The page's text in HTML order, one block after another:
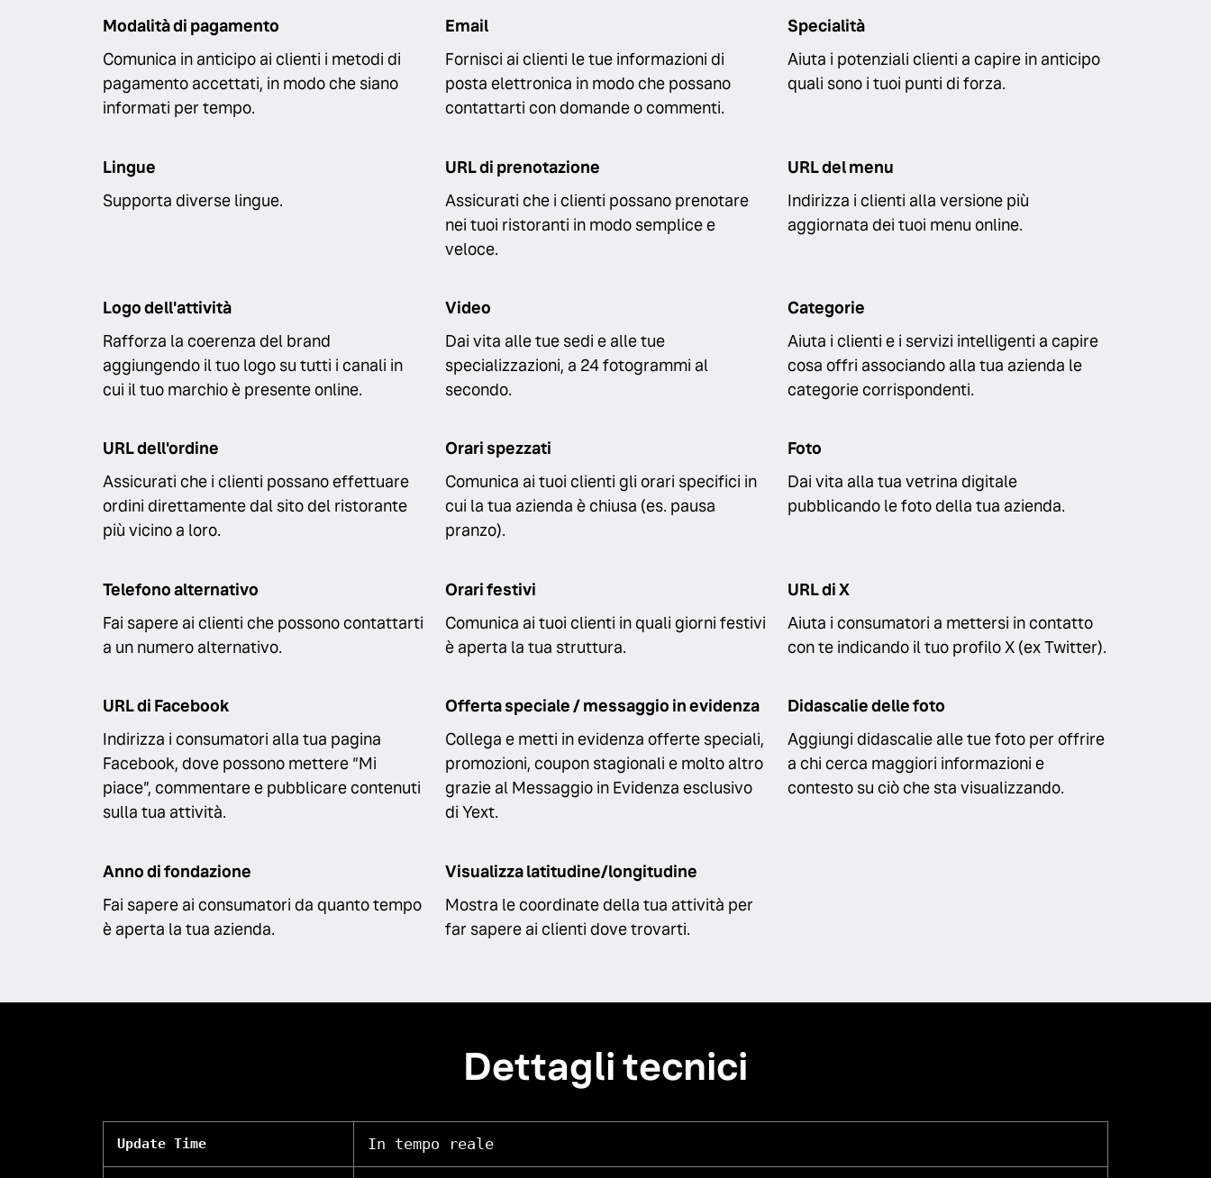
Modalità di pagamento
Comunica in anticipo ai clienti i metodi di
pagamento accettati, in modo che siano
informati per tempo.
Email
Fornisci ai clienti le tue informazioni di
posta elettronica in modo che possano
contattarti con domande o commenti.
Specialità
Aiuta i potenziali clienti a capire in anticipo
quali sono i tuoi punti di forza.
Lingue
Supporta diverse lingue.
URL di prenotazione
Assicurati che i clienti possano prenotare
nei tuoi ristoranti in modo semplice e
veloce.
URL del menu
Indirizza i clienti alla versione più
aggiornata dei tuoi menu online.
Logo dell'attività
Rafforza la coerenza del brand
aggiungendo il tuo logo su tutti i canali in
cui il tuo marchio è presente online.
Video
Dai vita alle tue sedi e alle tue
specializzazioni, a 24 fotogrammi al
secondo.
Categorie
Aiuta i clienti e i servizi intelligenti a capire
cosa offri associando alla tua azienda le
categorie corrispondenti.
URL dell'ordine
Assicurati che i clienti possano effettuare
ordini direttamente dal sito del ristorante
più vicino a loro.
Orari spezzati
Comunica ai tuoi clienti gli orari specifici in
cui la tua azienda è chiusa (es. pausa
pranzo).
Foto
Dai vita alla tua vetrina digitale
pubblicando le foto della tua azienda.
Telefono alternativo
Fai sapere ai clienti che possono contattarti
a un numero alternativo.
Orari festivi
Comunica ai tuoi clienti in quali giorni festivi
è aperta la tua struttura.
URL di X
Aiuta i consumatori a mettersi in contatto
con te indicando il tuo profilo X (ex Twitter).
URL di Facebook
Indirizza i consumatori alla tua pagina
Facebook, dove possono mettere “Mi
piace”, commentare e pubblicare contenuti
sulla tua attività.
Offerta speciale / messaggio in evidenza
Collega e metti in evidenza offerte speciali,
promozioni, coupon stagionali e molto altro
grazie al Messaggio in Evidenza esclusivo
di Yext.
Didascalie delle foto
Aggiungi didascalie alle tue foto per offrire
a chi cerca maggiori informazioni e
contesto su ciò che sta visualizzando.
Anno di fondazione
Fai sapere ai consumatori da quanto tempo
è aperta la tua azienda.
Visualizza latitudine/longitudine
Mostra le coordinate della tua attività per
far sapere ai clienti dove trovarti.
Dettagli tecnici
Update Time In tempo reale